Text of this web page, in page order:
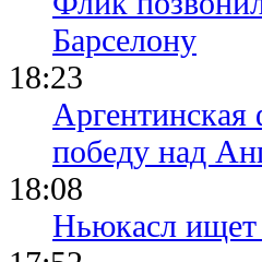
Барселону
18:23
Аргентинская
победу над
18:08
Ньюкасл ищет